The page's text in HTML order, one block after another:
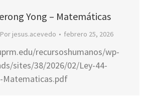
Yong – Matemáticas
Por jesus.acevedo febrero 25, 2026
recursoshumanos/wp-
sites/38/2026/02/Ley-44-
Matematicas.pdf